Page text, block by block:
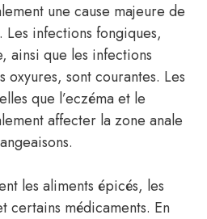
une cause majeure de
Les infections fongiques,
ainsi que les infections
oxyures, sont courantes. Les
que l’eczéma et le
affecter la zone anale
les aliments épicés, les
certains médicaments. En